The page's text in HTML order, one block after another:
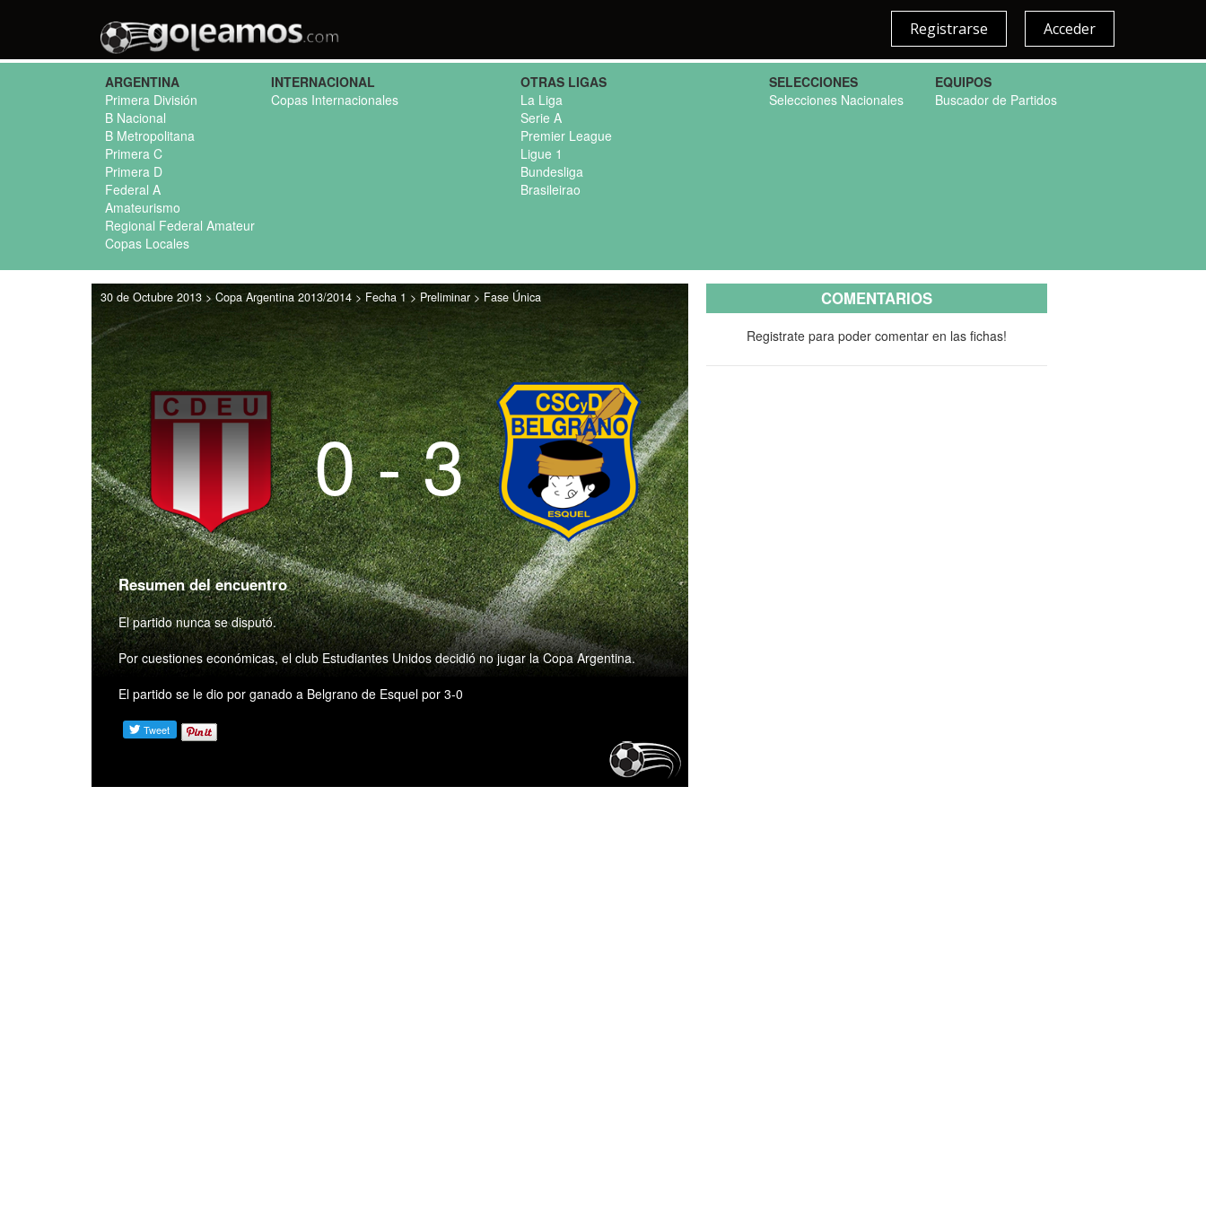
Acceder
Registrarse
ARGENTINA
Primera División
B Nacional
B Metropolitana
Primera C
Primera D
Federal A
Amateurismo
Regional Federal Amateur
Copas Locales
INTERNACIONAL
Copas Internacionales
OTRAS LIGAS
La Liga
Serie A
Premier League
Ligue 1
Bundesliga
Brasileirao
SELECCIONES
Selecciones Nacionales
EQUIPOS
Buscador de Partidos
30 de Octubre 2013 > Copa Argentina 2013/2014 > Fecha 1 > Preliminar > Fase Única
0 - 3
Resumen del encuentro
El partido nunca se disputó.
Por cuestiones económicas, el club Estudiantes Unidos decidió no jugar la Copa Argentina.
El partido se le dio por ganado a Belgrano de Esquel por 3-0
COMENTARIOS
Registrate para poder comentar en las fichas!